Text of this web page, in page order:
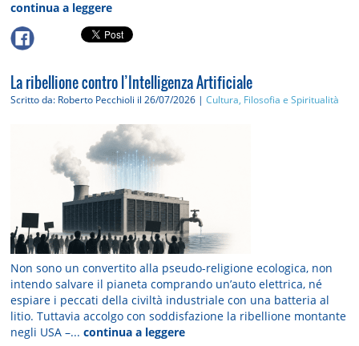
continua a leggere
La ribellione contro l’Intelligenza Artificiale
Scritto da: Roberto Pecchioli il 26/07/2026 |Cultura, Filosofia e Spiritualità
Non sono un convertito alla pseudo-religione ecologica, non
intendo salvare il pianeta comprando un’auto elettrica, né
espiare i peccati della civiltà industriale con una batteria al
litio. Tuttavia accolgo con soddisfazione la ribellione montante
negli USA –...continua a leggere